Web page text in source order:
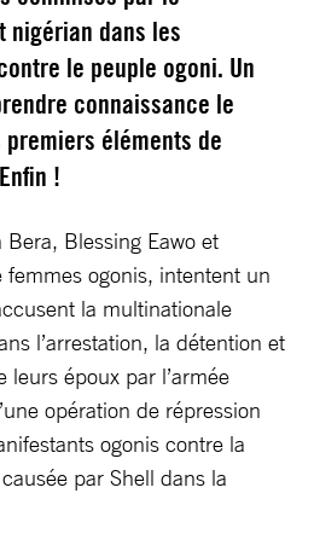
nigérian dans les
le peuple ogoni. Un
connaissance le
éléments de
!
Blessing Eawo et
femmes ogonis, intentent un
la multinationale
l’arrestation, la détention et
leurs époux par l’armée
opération de répression
ogonis contre la
par Shell dans la